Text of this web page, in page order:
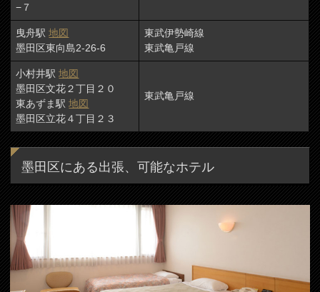
−７
曳舟駅地図
墨田区東向島2-26-6
東武伊勢崎線
東武亀戸線
小村井駅地図
墨田区文花２丁目２０
東あずま駅地図
墨田区立花４丁目２３
東武亀戸線
墨田区にある出張、可能なホテル